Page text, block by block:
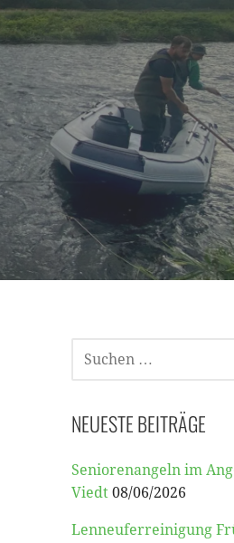
SUCHEN
NACH:
NEUESTE BEITRÄGE
Seniorenangeln im
Viedt 08/06/2026
Lenneuferreinigung